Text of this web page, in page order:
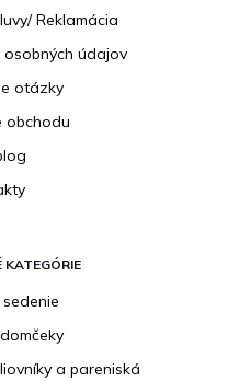
Reklamácia
osobných údajov
otázky
obchodu
KATEGÓRIE
a pareniská